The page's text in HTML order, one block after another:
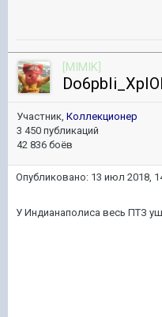
[MIMIK]
Участник, Коллекционер
3 450 публикаций
42 836 боёв
Опубликовано: 13 июл 2018,
У Индианаполиса весь ПТЗ